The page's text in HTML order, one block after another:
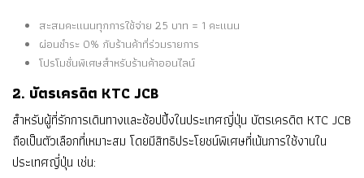
สะสมคะแนนทุกการใช้จ่าย 25 บาท = 1 คะแนน
ผ่อนชำระ 0% กับร้านค้าที่ร่วมรายการ
โปรโมชั่นพิเศษสำหรับร้านค้าออนไลน์
2. บัตรเครดิต KTC JCB
สำหรับผู้ที่รักการเดินทางและช้อปปิ้งในประเทศญี่ปุ่น บัตรเครดิต KTC JCB
ถือเป็นตัวเลือกที่เหมาะสม โดยมีสิทธิประโยชน์พิเศษที่เน้นการใช้งานใน
ประเทศญี่ปุ่น เช่น: